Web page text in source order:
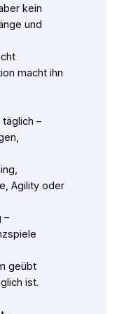
kein
und
macht ihn
–
Agility oder
–
geübt
ist.